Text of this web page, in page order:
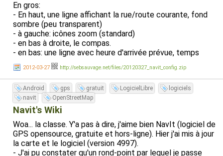
En gros:
- En haut, une ligne affichant la rue/route courante, fond
sombre (peu transparent)
- à gauche: icônes zoom (standard)
- en bas à droite, le compas.
- en bas: une ligne avec heure d'arrivée prévue, temps
restant, kilométrage restant. (Exemple: "19:40 (reste:
00:42, 62km)" )
- L'alerte radar s'affiche dans un carré rouge en haut à
droite, marqué "RADAR 1200m" (ou autre distance).
- Suppression du thème "Car-Android" pour qu'il utilise le
thème "Car" par défaut (il est plus détaillé).
- Affichage par défaut en fausse 3D avec une inclinaison
de 20 (ce qui permet de voir assez loin à l'avance)
ça reste sobre, car mon écran est petit.
2012-03-27 http://sebsauvage.net/files/20120327_navit_config.zip
Android gps gratuit LogicielLibre
logiciels
navit
OpenStreetMap
Navit's Wiki
Woa... la classe. Y'a pas à dire, j'aime bien NavIt (logiciel de
GPS opensource, gratuite et hors-ligne). Hier j'ai mis à jour
la carte et le logiciel (version 4997).
- J'ai pu constater qu'un rond-point par lequel je passe